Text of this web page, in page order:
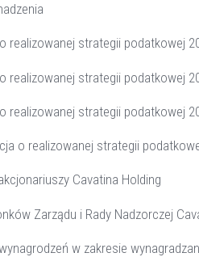
realizowanej strategii podatkowej
realizowanej strategii podatkowej
realizowanej strategii podatkowej
o realizowanej strategii
Cavatina Holding
Zarządu i Rady Nadzorczej
w zakresie